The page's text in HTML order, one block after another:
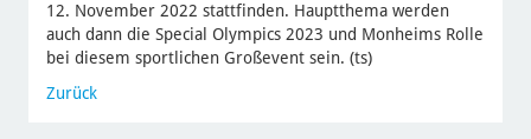
12. November 2022 stattfinden. Hauptthema werden
auch dann die Special Olympics 2023 und Monheims Rolle
bei diesem sportlichen Großevent sein. (ts)
Zurück